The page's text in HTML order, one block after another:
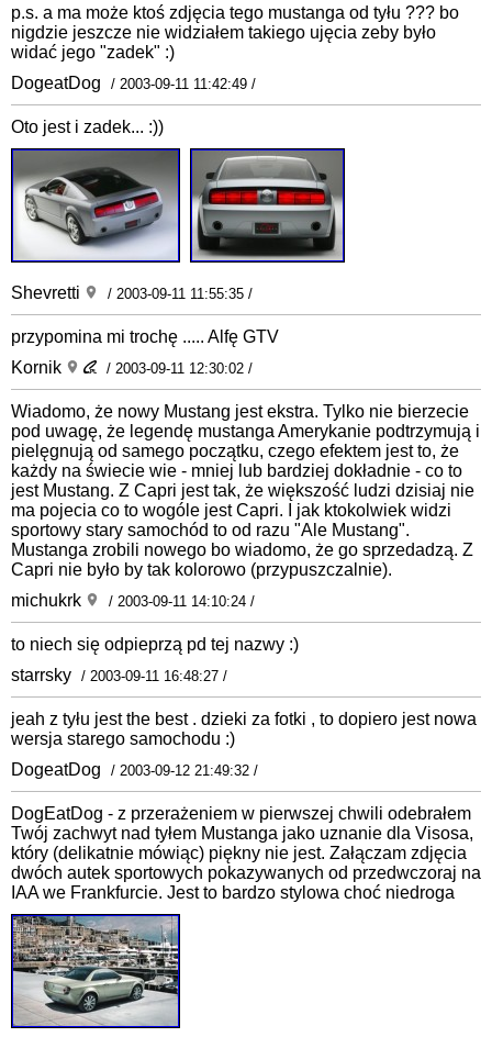
p.s. a ma może ktoś zdjęcia tego mustanga od tyłu ??? bo
nigdzie jeszcze nie widziałem takiego ujęcia zeby było
widać jego "zadek" :)
DogeatDog
/ 2003-09-11 11:42:49 /
Oto jest i zadek... :))
Shevretti / 2003-09-11 11:55:35 /
przypomina mi trochę ..... Alfę GTV
Kornik
/ 2003-09-11 12:30:02 /
Wiadomo, że nowy Mustang jest ekstra. Tylko nie bierzecie
pod uwagę, że legendę mustanga Amerykanie podtrzymują i
pielęgnują od samego początku, czego efektem jest to, że
każdy na świecie wie - mniej lub bardziej dokładnie - co to
jest Mustang. Z Capri jest tak, że większość ludzi dzisiaj nie
ma pojecia co to wogóle jest Capri. I jak ktokolwiek widzi
sportowy stary samochód to od razu "Ale Mustang".
Mustanga zrobili nowego bo wiadomo, że go sprzedadzą. Z
Capri nie było by tak kolorowo (przypuszczalnie).
michukrk
/ 2003-09-11 14:10:24 /
to niech się odpieprzą pd tej nazwy :)
starrsky / 2003-09-11 16:48:27 /
jeah z tyłu jest the best . dzieki za fotki , to dopiero jest nowa
wersja starego samochodu :)
DogeatDog
/ 2003-09-12 21:49:32 /
DogEatDog - z przerażeniem w pierwszej chwili odebrałem
Twój zachwyt nad tyłem Mustanga jako uznanie dla Visosa,
który (delikatnie mówiąc) piękny nie jest. Załączam zdjęcia
dwóch autek sportowych pokazywanych od przedwczoraj na
IAA we Frankfurcie. Jest to bardzo stylowa choć niedroga